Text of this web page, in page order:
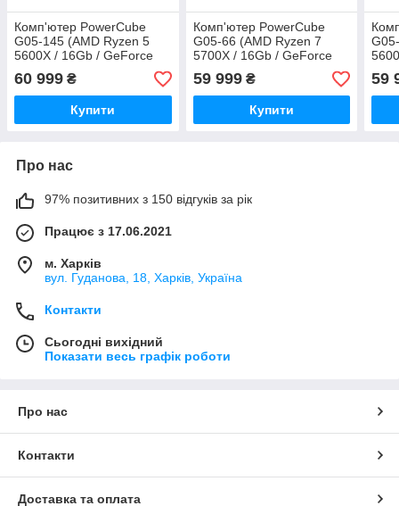
Комп'ютер PowerCube
G05-145 (AMD Ryzen 5
5600X / 16Gb / GeForce
RTX 4070 12Gb / SSD 1Tb
/ 700W / USB 3.2)
60 999 ₴
Купити
Комп'ютер PowerCube
G05-66 (AMD Ryzen 7
5700X / 16Gb / GeForce
RTX 4070 12Gb / SSD
512Gb / 700W / USB 3.2)
59 999₴
Купити
/59
Про нас
97% позитивних з 150 відгуків за рік
Працює з 17.06.2021
м. Харків
вул. Гуданова, 18, Харків, Україна
Контакти
Сьогодні вихідний
Показати весь графік роботи
Про нас
Контакти
Доставка та оплата